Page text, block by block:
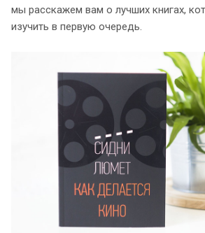
мы расскажем вам о лучших книгах,
изучить в первую очередь.